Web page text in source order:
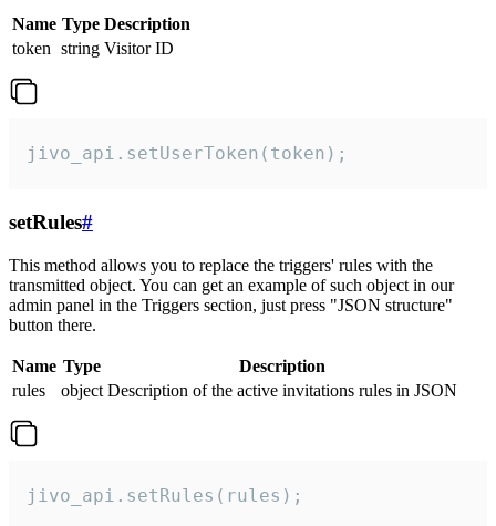
Name Type Description
token string Visitor ID
jivo_api.setUserToken(token);
setRules#
This method allows you to replace the triggers' rules with the
transmitted object. You can get an example of such object in our
admin panel in the Triggers section, just press "JSON structure"
button there.
Name Type
Description
rules
object Description of the active invitations rules in JSON
jivo_api.setRules(rules);